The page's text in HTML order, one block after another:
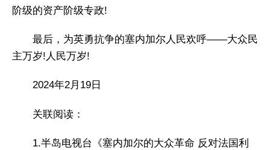
阶级的资产阶级专政!
最后，为英勇抗争的塞内加尔人民欢呼——大众民
主万岁!人民万岁!
2024年2月19日
关联阅读：
1.半岛电视台《塞内加尔的大众革命 反对法国利